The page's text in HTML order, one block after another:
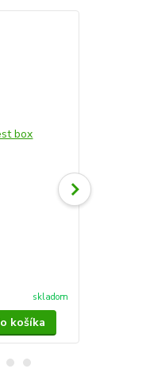
skladom
košíka